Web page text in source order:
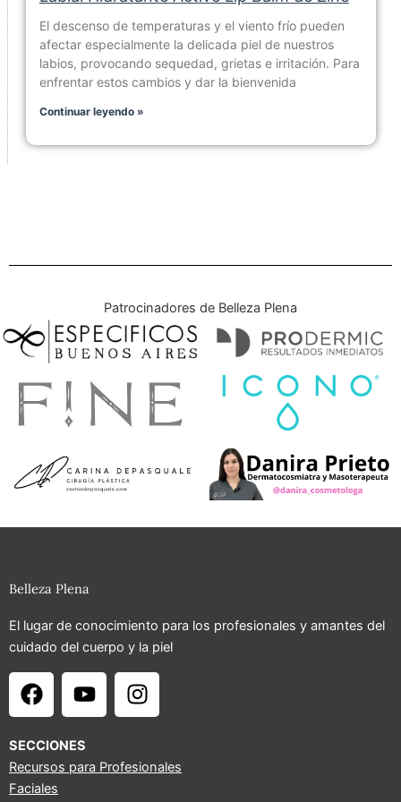
El descenso de temperaturas y el viento frío pueden
afectar especialmente la delicada piel de nuestros
labios, provocando sequedad, grietas e irritación. Para
enfrentar estos cambios y dar la bienvenida
Continuar leyendo »
Patrocinadores de Belleza Plena
Belleza Plena
El lugar de conocimiento para los profesionales y amantes del
cuidado del cuerpo y la piel
F
a
e
b
o
Y
o
t
u
I
n
a
SECCIONES
Recursos para Profesionales
Faciales